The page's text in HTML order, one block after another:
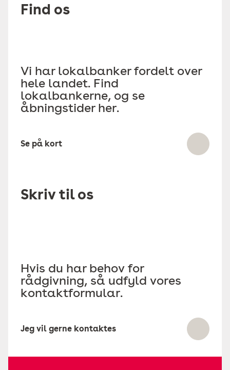
Find os
Vi har lokalbanker fordelt over
hele landet. Find
lokalbankerne, og se
åbningstider her.
Se på kort
Skriv til os
Hvis du har behov for
rådgivning, så udfyld vores
kontaktformular.
Jeg vil gerne kontaktes